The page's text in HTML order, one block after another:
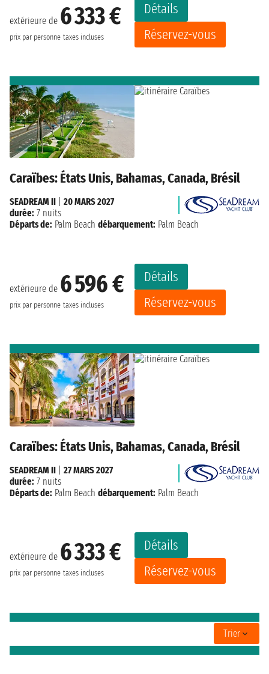
extérieure de 6 333 €
prix par personne taxes incluses
Détails
Réservez-vous
Caraïbes: États Unis, Bahamas, Canada, Brésil
extérieure de 6 596 €
prix par personne taxes incluses
Détails
Réservez-vous
SEADREAM II
20 MARS 2027
durée: 7 nuits
Départs de: Palm Beach débarquement: Palm Beach
Caraïbes: États Unis, Bahamas, Canada, Brésil
extérieure de 6 333 €
prix par personne taxes incluses
Détails
Réservez-vous
SEADREAM II
27 MARS 2027
durée: 7 nuits
Départs de: Palm Beach débarquement: Palm Beach
Trier